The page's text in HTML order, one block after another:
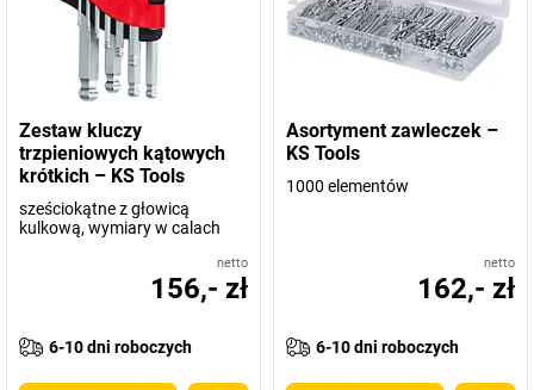
Zestaw kluczy
trzpieniowych kątowych
krótkich – KS Tools
sześciokątne z głowicą
kulkową, wymiary w calach
netto
156,- zł
6-10 dni roboczych
Asortyment zawleczek –
KS Tools
1000 elementów
netto
162,- zł
6-10 dni roboczych